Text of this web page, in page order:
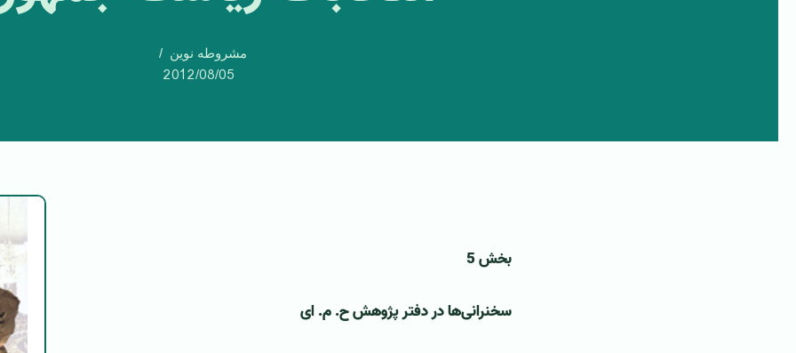
مشروطه نوین
2012/08/05
بخش 5
سخنرانی‌ها در دفتر پژوهش ح. م. ای